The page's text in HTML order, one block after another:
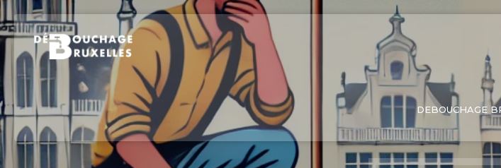
DEBOUCHAGE